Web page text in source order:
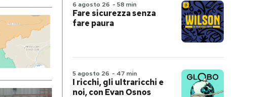
6 agosto 26 - 58 min
Fare sicurezza senza
fare paura
5 agosto 26 - 47 min
I ricchi, gli ultraricchi e
noi, con Evan Osnos